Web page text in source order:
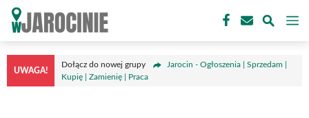
Przejdź
treści
UWAGA!
Dołącz do nowej grupy
Jarocin - Ogłoszenia | Sprzedam |
Kupię | Zamienię | Praca